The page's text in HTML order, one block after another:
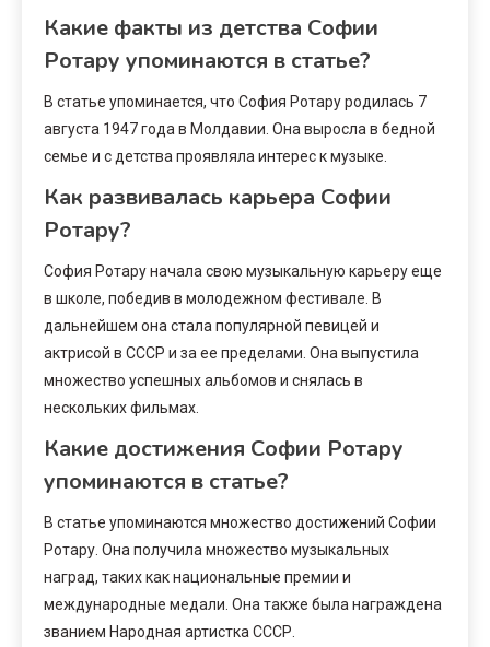
Какие факты из детства Софии
Ротару упоминаются в статье?
В статье упоминается, что София Ротару родилась 7
августа 1947 года в Молдавии. Она выросла в бедной
семье и с детства проявляла интерес к музыке.
Как развивалась карьера Софии
Ротару?
София Ротару начала свою музыкальную карьеру еще
в школе, победив в молодежном фестивале. В
дальнейшем она стала популярной певицей и
актрисой в СССР и за ее пределами. Она выпустила
множество успешных альбомов и снялась в
нескольких фильмах.
Какие достижения Софии Ротару
упоминаются в статье?
В статье упоминаются множество достижений Софии
Ротару. Она получила множество музыкальных
наград, таких как национальные премии и
международные медали. Она также была награждена
званием Народная артистка СССР.